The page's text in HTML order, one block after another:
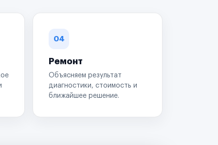
04
Ремонт
Объясняем результат
диагностики, стоимость и
ближайшее решение.